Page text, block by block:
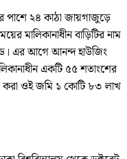
পাশে ২৪ কাঠা জায়গাজুড়ে
মালিকানাধীন বাড়িটির নাম
এর আগে আনন্দ হাউজিং
একটি ৫৫ শতাংশের
ওই জমি ১ কোটি ৮৩ লাখ